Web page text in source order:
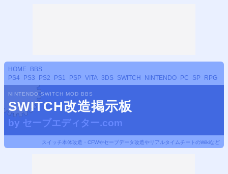
HOME
BBS
PS4
PS3 PS2 PS1 PSP VITA 3DS SWITCH NINTENDO PC SP RPG
NINTENDO SWITCH MOD BBS
SWITCH改造掲示板
by セーブエディター.com
スイッチ本体改造・CFWやセーブデータ改造やリアルタイムチートのWikiなど